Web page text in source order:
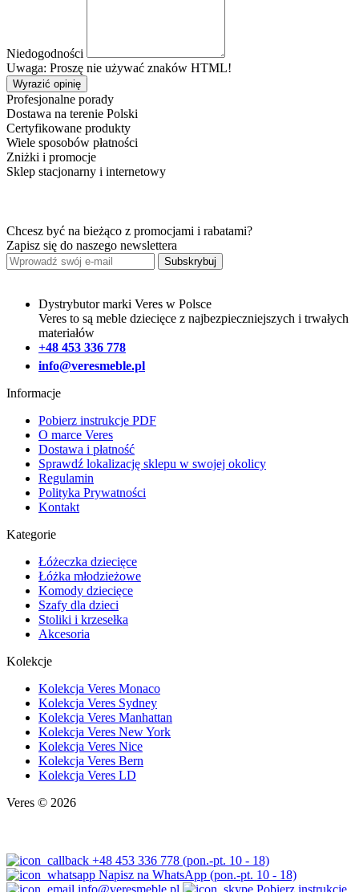
Niedogodności
Uwaga: Proszę nie używać znaków HTML!
Wyrazić opinię
Profesjonalne porady
Dostawa na terenie Polski
Certyfikowane produkty
Wiele sposobów płatności
Zniżki i promocje
Sklep stacjonarny i internetowy
Chcesz być na bieżąco z promocjami i rabatami?
Zapisz się do naszego newslettera
Subskrybuj
Dystrybutor marki Veres w Polsce
Veres to są meble dziecięce z najbezpieczniejszych i trwałych
materiałów
+48 453 336 778
info@veresmeble.pl
Informacje
Pobierz instrukcje PDF
O marce Veres
Dostawa i płatność
Sprawdź lokalizację sklepu w swojej okolicy
Regulamin
Polityka Prywatności
Kontakt
Kategorie
Łóżeczka dziecięce
Łóżka młodzieżowe
Komody dziecięce
Szafy dla dzieci
Stoliki i krzesełka
Akcesoria
Kolekcje
Kolekcja Veres Monaco
Kolekcja Veres Sydney
Kolekcja Veres Manhattan
Kolekcja Veres New York
Kolekcja Veres Nice
Kolekcja Veres Bern
Kolekcja Veres LD
Veres © 2026
+48 453 336 778 (pon.-pt. 10 - 18)
Napisz na WhatsApp (pon.-pt. 10 - 18)
info@veresmeble.pl
Pobierz instrukcje